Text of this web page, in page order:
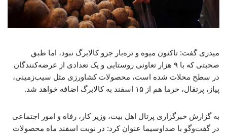
میدری گفت: تاکنون میوه و تره‌بار جزو کالابرگ نبود، اما طبق
صحبتی که با ۹ هزار تعاونی روستایی و یک تعدادی از عرضه‌کنندگان
در سطح محلات شده است، محصولات کشاورزی مثل سیب‌زمینی،
پیاز، پرتقال، خرما هم از ۱۵ اسفند به کالابرگ اضافه خواهد شد.
به گزارش خبرگزاری پرتال اهل بیت، وزیر کار، رفاه و امور اجتماعی
در گفت‌وگو با صداوسیما عنوان کرد: در نوبت اسفند ماه محصولات